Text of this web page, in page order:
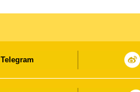
Telegram